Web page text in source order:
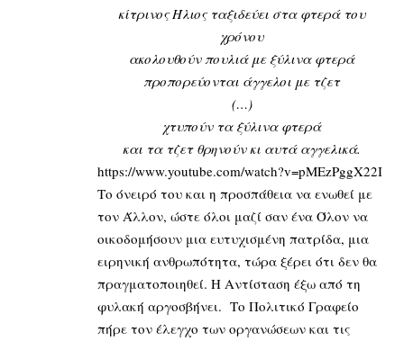
κίτρινος Ήλιος ταξιδεύει στα φτερά του
χρόνου
ακολουθούν πουλιά με ξύλινα φτερά
προπορεύονται άγγελοι με τζετ
(…)
χτυπούν τα ξύλινα φτερά
και τα τζετ θρηνούν κι αυτά αγγελικά.
https://www.youtube.com/watch?v=pMEzPggX22I
Το όνειρό του και η προσπάθεια να ενωθεί με
τον Άλλον, ώστε όλοι μαζί σαν ένα Όλον να
οικοδομήσουν μια ευτυχισμένη πατρίδα, μια
ειρηνική ανθρωπότητα, τώρα ξέρει ότι δεν θα
πραγματοποιηθεί. Η Αντίσταση έξω από τη
φυλακή αργοσβήνει. Το Πολιτικό Γραφείο
πήρε τον έλεγχο των οργανώσεων και τις